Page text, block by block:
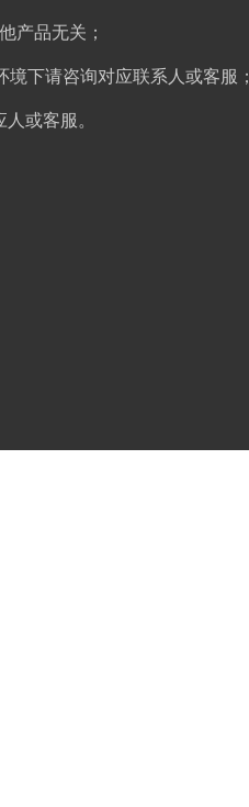
产品无关；
下请咨询对应联系人或客服；
或客服。